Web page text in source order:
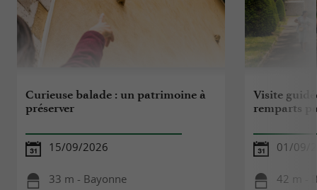
Curieuse balade : un patrimoine à
préserver
15/09/2026
33 m - Bayonne
Visite
remparts
01/09/
42 m -